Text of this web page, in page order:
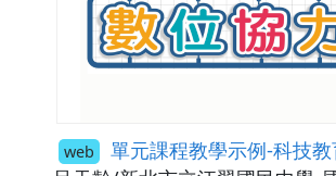
web 單元課程教學示例-科技